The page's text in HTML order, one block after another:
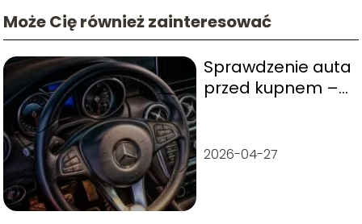
Może Cię również zainteresować
Sprawdzenie auta
przed kupnem –
2026-04-27